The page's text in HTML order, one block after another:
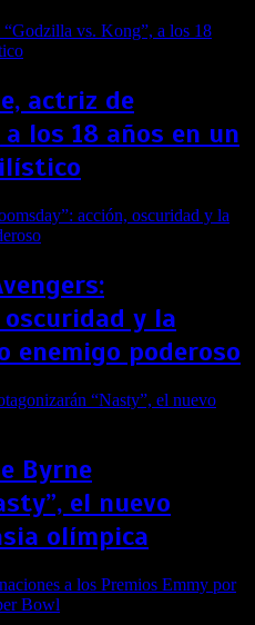
actriz de
a los 18 años en un
oscuridad y la
enemigo poderoso
Byrne
el nuevo
olímpica